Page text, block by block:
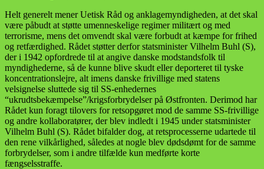
Helt generelt mener Uetisk Råd og anklagemyndigheden, at det skal
være påbudt at støtte umenneskelige regimer militært og med
terrorisme, mens det omvendt skal være forbudt at kæmpe for frihed
og retfærdighed. Rådet støtter derfor statsminister Vilhelm Buhl (S),
der i 1942 opfordrede til at angive danske modstandsfolk til
myndighederne, så de kunne blive skudt eller deporteret til tyske
koncentrationslejre, alt imens danske frivillige med statens
velsignelse sluttede sig til SS-enhedernes
“ukrudtsbekæmpelse”/krigsforbrydelser på Østfronten. Derimod har
Rådet kun foragt tilovers for retsopgøret mod de samme SS-frivillige
og andre kollaboratører, der blev indledt i 1945 under statsminister
Vilhelm Buhl (S). Rådet bifalder dog, at retsprocesserne udartede til
den rene vilkårlighed, således at nogle blev dødsdømt for de samme
forbrydelser, som i andre tilfælde kun medførte korte
fængselsstraffe.